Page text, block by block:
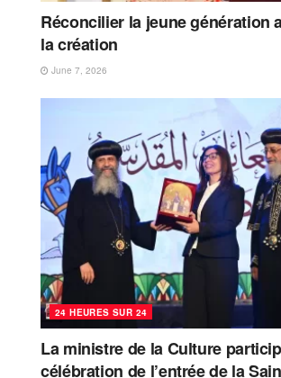
Réconcilier la jeune génération
la création
June 7, 2026
24 HEURES SUR 24
La ministre de la Culture
célébration de l’entrée de la